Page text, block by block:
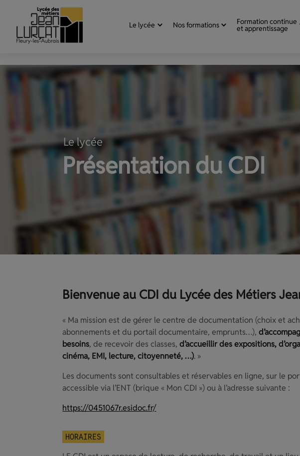
Aller au contenu
Le lycée Nos formations Formation continue
et apprentissage
Le lycée
Présentation du CDI
Bienvenue au CDI du Lycée des Métiers
« Ma mission est de gérer le centre de documentation (choix et
abonnements et du portail documentaire, emprunts…),
besoins, de recevoir des classes,d’accueillir des expositions,
cinéma, EMI, lecture, citoyenneté, …). »
Les documents sont consultables et réservables en ligne, sur le
accessible via l’ENT (brique « Mon CDI ») ou à l’adresse suivante :
https://0451067r.esidoc.fr/
HORAIRES
Panneau de gestion des cookies